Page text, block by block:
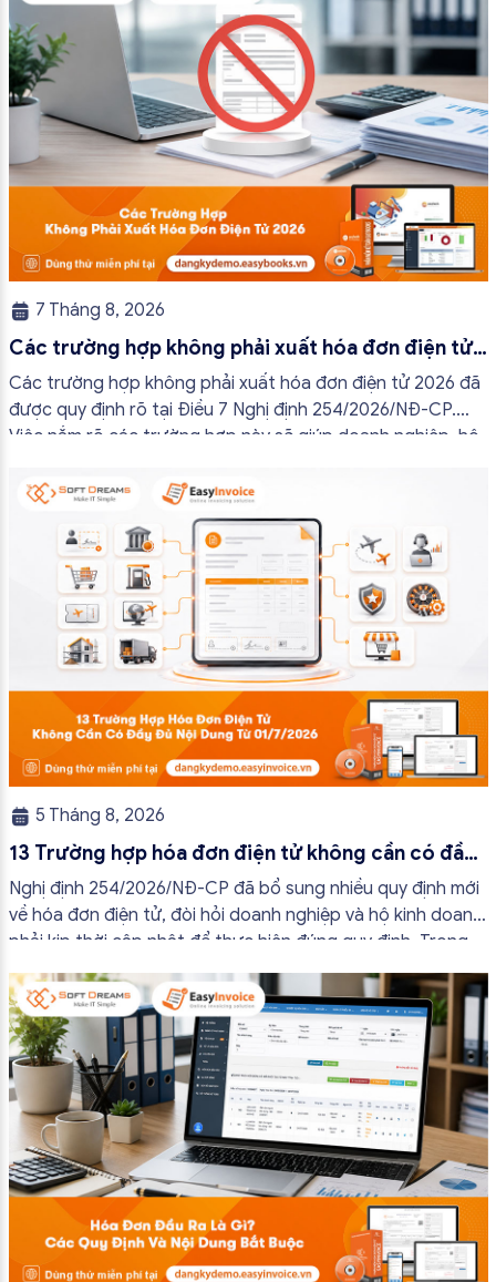
7 Tháng 8, 2026
Các trường hợp không phải xuất hóa đơn điện tử
2026
Các trường hợp không phải xuất hóa đơn điện tử 2026 đã
được quy định rõ tại Điều 7 Nghị định 254/2026/NĐ-CP.
Việc nắm rõ các trường hợp này sẽ giúp doanh nghiệp, hộ
tránh lập hóa đơn không cần thiết hoặc áp […]
5 Tháng 8, 2026
13 Trường hợp hóa đơn điện tử không cần có đầy
đủ nội dung từ 01/7/2026
Nghị định 254/2026/NĐ-CP đã bổ sung nhiều quy định mới
về hóa đơn điện tử, đòi hỏi doanh nghiệp và hộ kinh doanh
phải kịp thời cập nhật để thực hiện đúng quy định. Trong
bài viết này, hóa đơn điện tử EasyInvoice sẽ chia sẻ 13
trường hợp hóa đơn điện tử không cần […]